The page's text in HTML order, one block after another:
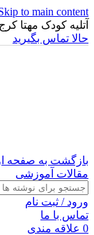
to main content
آتلیه کودک مهتا کرج
حالا تماس بگیرید
بازگشت به صفحه
مقالات آموزشی
ورود / ثبت نام
تماس با ما
0 علاقه مندی